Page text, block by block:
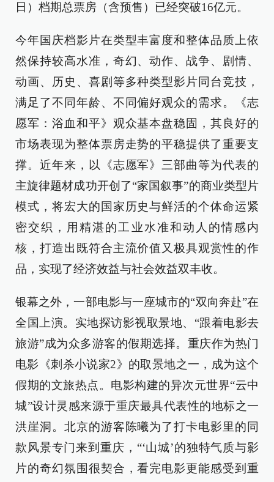
日）档期总票房（含预售）已经突破16亿元。
今年国庆档影片在类型丰富度和整体品质上依
然保持较高水准，奇幻、动作、战争、剧情、
动画、历史、喜剧等多种类型影片同台竞技，
满足了不同年龄、不同偏好观众的需求。《志
愿军：浴血和平》观众基本盘稳固，其良好的
市场表现为整体票房走势的平稳提供了重要支
撑。近年来，以《志愿军》三部曲等为代表的
主旋律题材成功开创了“家国叙事”的商业类型片
模式，将宏大的国家历史与鲜活的个体命运紧
密交织，用精湛的工业水准和动人的情感内
核，打造出既符合主流价值又极具观赏性的作
品，实现了经济效益与社会效益双丰收。
银幕之外，一部电影与一座城市的“双向奔赴”在
全国上演。实地探访影视取景地、“跟着电影去
旅游”成为众多游客的假期选择。重庆作为热门
电影《刺杀小说家2》的取景地之一，成为这个
假期的文旅热点。电影构建的异次元世界“云中
城”设计灵感来源于重庆最具代表性的地标之一
洪崖洞。北京的游客陈曦为了打卡电影里的同
款风景专门来到重庆，“‘山城’的独特气质与影
片的奇幻氛围很契合，看完电影更能感受到重